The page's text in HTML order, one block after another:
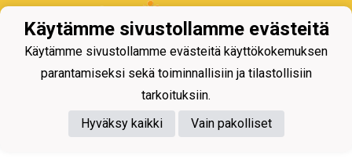
Käytämme sivustollamme evästeitä
Käytämme sivustollamme evästeitä käyttökokemuksen
parantamiseksi sekä toiminnallisiin ja tilastollisiin
tarkoituksiin.
Hyväksy kaikki
Vain pakolliset